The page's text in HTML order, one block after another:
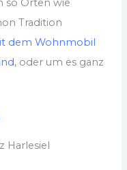
so Orten wie
Tradition
dem Wohnmobil
, oder um es ganz